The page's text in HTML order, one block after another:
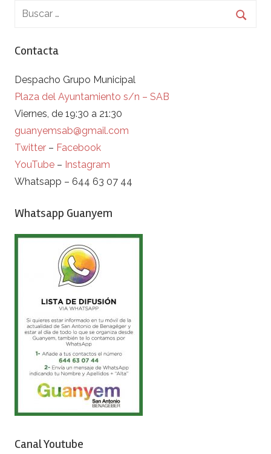
Contacta
Despacho Grupo Municipal
Plaza del Ayuntamiento s/n – SAB
Viernes, de 19:30 a 21:30
guanyemsab@gmail.com
Twitter – Facebook
YouTube – Instagram
Whatsapp – 644 63 07 44
Whatsapp Guanyem
Canal Youtube